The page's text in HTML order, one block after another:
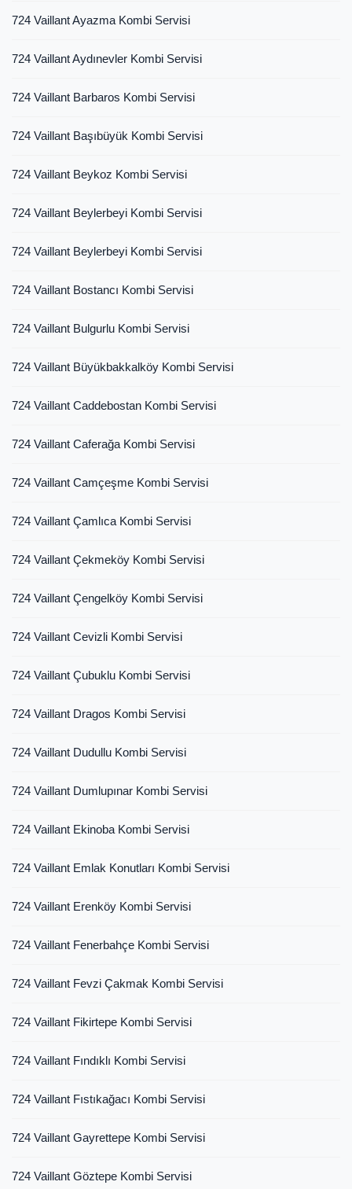
724 Vaillant Ayazma Kombi Servisi
724 Vaillant Aydınevler Kombi Servisi
724 Vaillant Barbaros Kombi Servisi
724 Vaillant Başıbüyük Kombi Servisi
724 Vaillant Beykoz Kombi Servisi
724 Vaillant Beylerbeyi Kombi Servisi
724 Vaillant Beylerbeyi Kombi Servisi
724 Vaillant Bostancı Kombi Servisi
724 Vaillant Bulgurlu Kombi Servisi
724 Vaillant Büyükbakkalköy Kombi Servisi
724 Vaillant Caddebostan Kombi Servisi
724 Vaillant Caferağa Kombi Servisi
724 Vaillant Camçeşme Kombi Servisi
724 Vaillant Çamlıca Kombi Servisi
724 Vaillant Çekmeköy Kombi Servisi
724 Vaillant Çengelköy Kombi Servisi
724 Vaillant Cevizli Kombi Servisi
724 Vaillant Çubuklu Kombi Servisi
724 Vaillant Dragos Kombi Servisi
724 Vaillant Dudullu Kombi Servisi
724 Vaillant Dumlupınar Kombi Servisi
724 Vaillant Ekinoba Kombi Servisi
724 Vaillant Emlak Konutları Kombi Servisi
724 Vaillant Erenköy Kombi Servisi
724 Vaillant Fenerbahçe Kombi Servisi
724 Vaillant Fevzi Çakmak Kombi Servisi
724 Vaillant Fikirtepe Kombi Servisi
724 Vaillant Fındıklı Kombi Servisi
724 Vaillant Fıstıkağacı Kombi Servisi
724 Vaillant Gayrettepe Kombi Servisi
724 Vaillant Göztepe Kombi Servisi